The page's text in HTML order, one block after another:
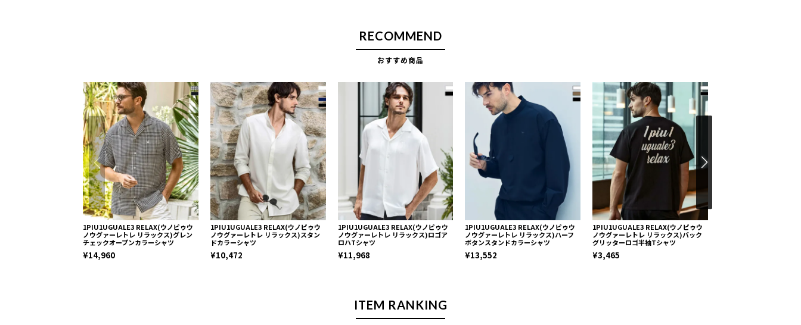
RECOMMEND
おすすめ商品
1PIU1UGUALE3 RELAX(ウノピゥウ
ノウグァーレトレ リラックス)グレン
チェックオープンカラーシャツ
¥14,960
1PIU1UGUALE3 RELAX(ウノピゥウ
ノウグァーレトレ リラックス)スタン
ドカラーシャツ
¥10,472
1PIU1UGUALE3 RELAX(ウノピゥウ
ノウグァーレトレ リラックス)ロゴア
ロハTシャツ
¥11,968
1PIU1UGUALE3 RELAX(ウノピゥウ
ノウグァーレトレ リラックス)ハーフ
ボタンスタンドカラーシャツ
¥13,552
1PIU1UGUALE3 RELAX(ウノピゥウ
ノウグァーレトレ リラックス)バック
グリッターロゴ半袖Tシャツ
¥3,465
ITEM RANKING